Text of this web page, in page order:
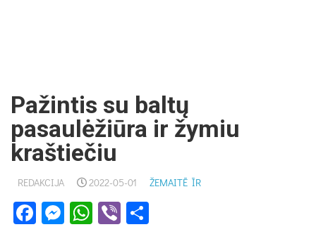
Pažintis su baltų
pasaulėžiūra ir žymiu
kraštiečiu
REDAKCIJA 2022-05-01 ŽEMAITĒ ĪR
Facebook
Messenger
WhatsApp
Viber